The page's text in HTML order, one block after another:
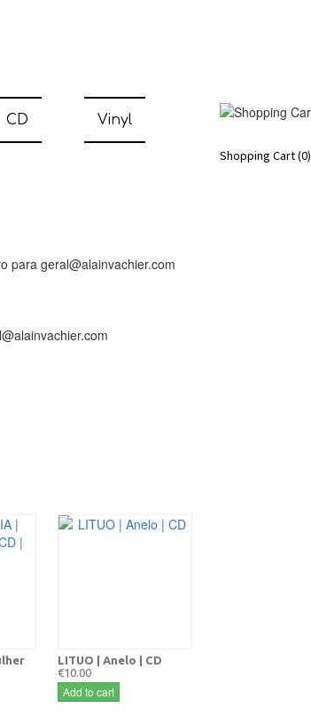
Vinyl
CD
Shopping Cart(0)
LITUO | Anelo | CD
€10.00
Add to cart
para geral@alainvachier.com